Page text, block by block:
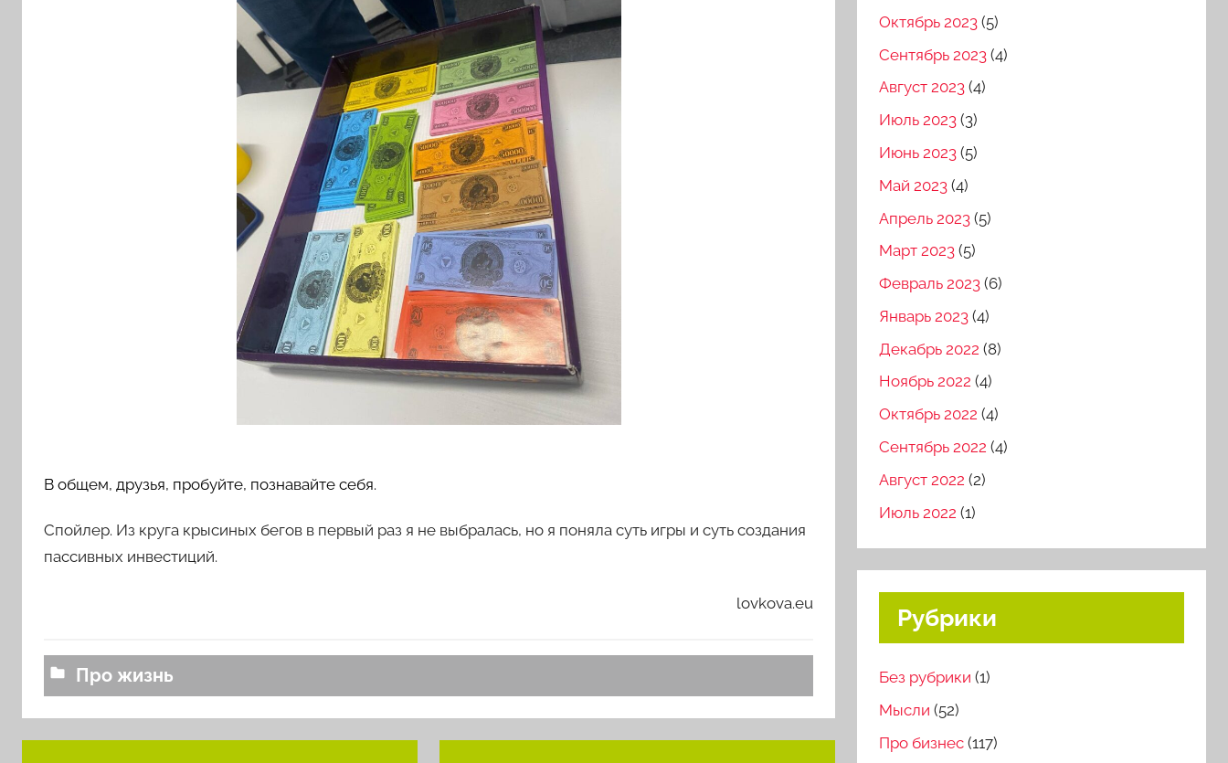
В общем, друзья, пробуйте, познавайте себя.
Спойлер. Из круга крысиных бегов в первый раз я не выбралась, но я поняла суть игры и суть создания
пассивных инвестиций.
lovkova.eu
Про жизнь
Октябрь 2023 (5)
Сентябрь 2023 (4)
Август 2023 (4)
Июль 2023 (3)
Июнь 2023 (5)
Май 2023 (4)
Апрель 2023 (5)
Март 2023 (5)
Февраль 2023 (6)
Январь 2023 (4)
Декабрь 2022 (8)
Ноябрь 2022 (4)
Октябрь 2022 (4)
Сентябрь 2022 (4)
Август 2022 (2)
Июль 2022 (1)
Рубрики
Без рубрики (1)
Мысли (52)
Про бизнес (117)